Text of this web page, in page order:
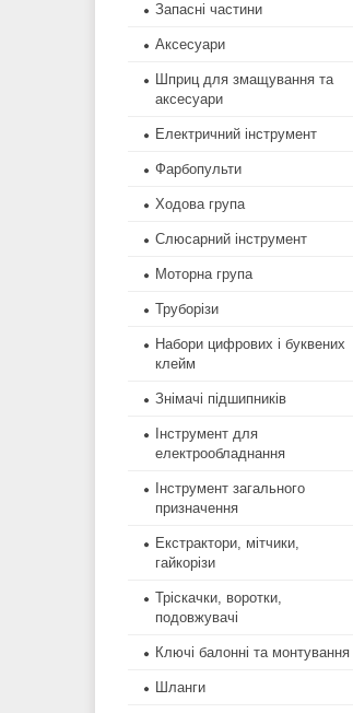
Запасні частини
Аксесуари
Шприц для змащування та
аксесуари
Електричний інструмент
Фарбопульти
Ходова група
Слюсарний інструмент
Моторна група
Труборізи
Набори цифрових і буквених
клейм
Знімачі підшипників
Інструмент для
електрообладнання
Інструмент загального
призначення
Екстрактори, мітчики,
гайкорізи
Тріскачки, воротки,
подовжувачі
Ключі балонні та монтування
Шланги